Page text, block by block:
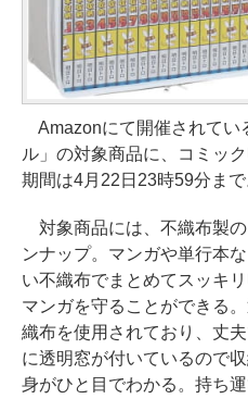
Amazonにて開催されてい
ル」の対象商品に、コミッ
期間は4月22日23時59分まで
対象商品には、不織布製
ンナップ。マンガや単行本
い不織布でまとめてスッキ
マンガを守ることができる
織布を使用されており、丈
に透明窓が付いているので
身がひと目でわかる。持ち